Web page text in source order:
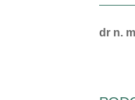
dr n.